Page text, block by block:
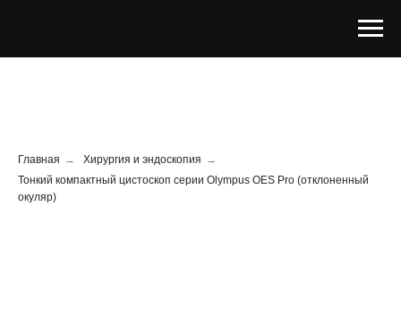
Главная → Хирургия и эндоскопия →
Тонкий компактный цистоскоп серии Olympus OES Pro (отклоненный
окуляр)